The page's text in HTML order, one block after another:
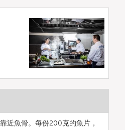
近魚骨。每份200克的魚片，